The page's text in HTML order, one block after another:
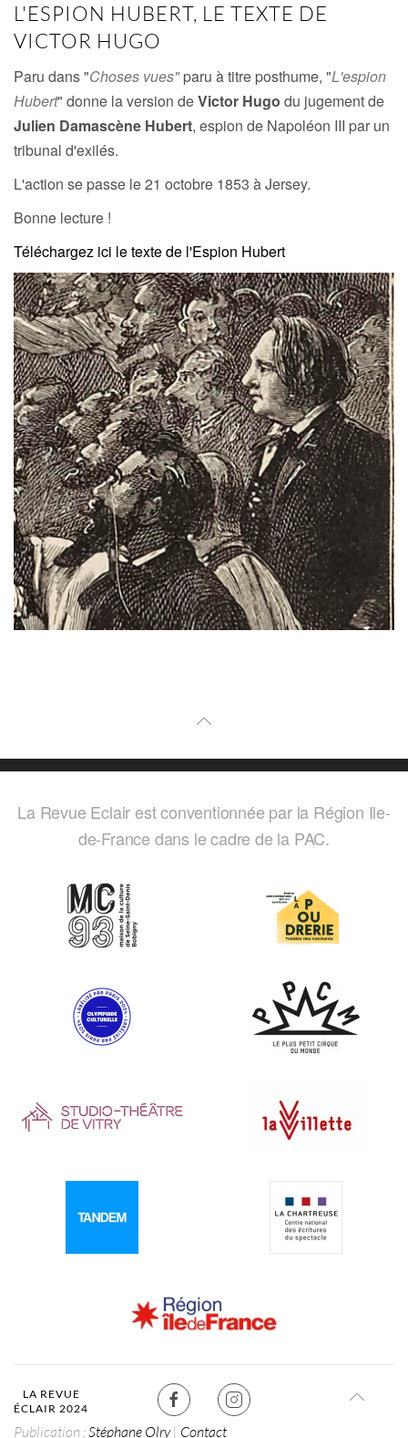
L'ESPION HUBERT, LE TEXTE DE
VICTOR HUGO
Paru dans "Choses vues"paru à titre posthume, "L'espion
Hubert" donne la version deVictor Hugo du jugement de
Julien Damascène Hubert, espion de Napoléon III par un
tribunal d'exilés.
L'action se passe le 21 octobre 1853 à Jersey.
Bonne lecture !
Téléchargez ici le texte de l'Espion Hubert
La Revue Eclair est conventionnée par la Région Ile-
de-France dans le cadre de la PAC.
LA REVUE
ÉCLAIR 2024
Publication :Stéphane Olry| Contact